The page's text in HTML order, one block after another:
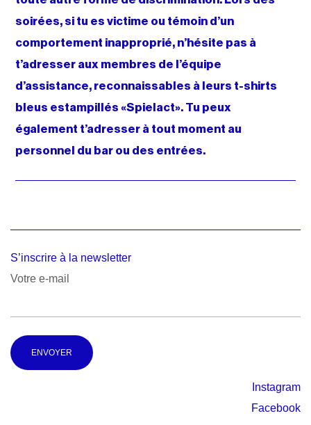
soirées, si tu es victime ou témoin d’un
comportement inapproprié, n’hésite pas à
t’adresser aux membres de l’équipe
d’assistance, reconnaissables à leurs t-shirts
bleus estampillés «Spielact». Tu peux
également t’adresser à tout moment au
personnel du bar ou des entrées.
S’inscrire à la newsletter
Votre e-mail
Instagram
Facebook